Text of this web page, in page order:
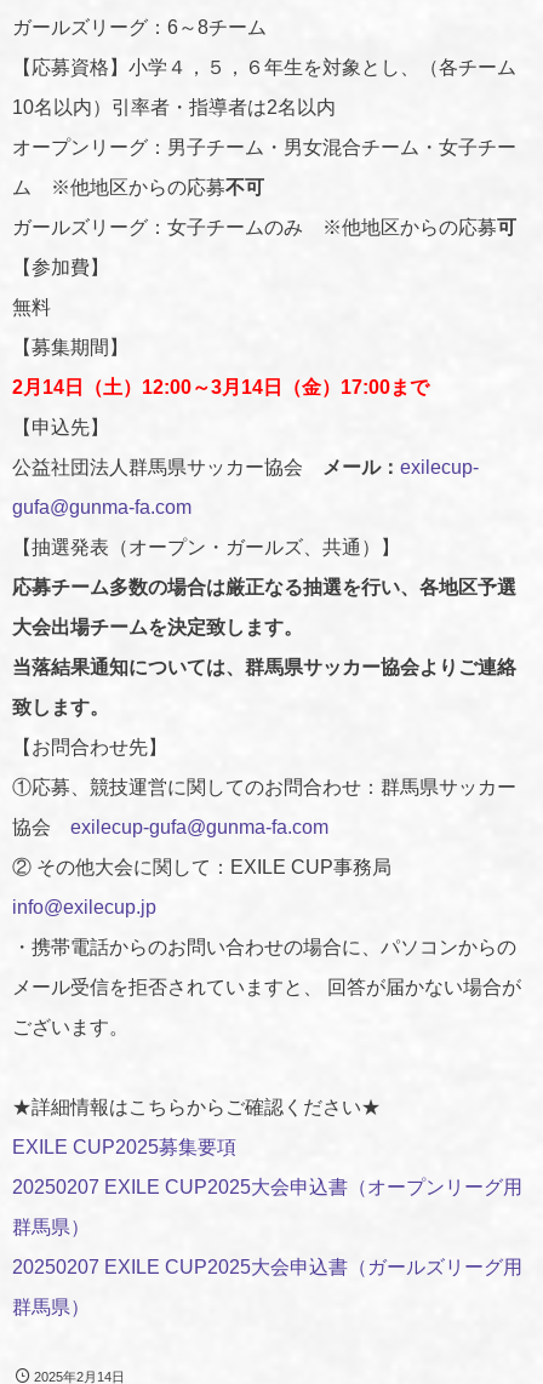
ガールズリーグ：6～8チーム
【応募資格】小学４，５，６年生を対象とし、（各チーム
10名以内）引率者・指導者は2名以内
オープンリーグ：男子チーム・男女混合チーム・女子チー
ム ※他地区からの応募不可
ガールズリーグ：女子チームのみ ※他地区からの応募可
【参加費】
無料
【募集期間】
2月14日（土）12:00～3月14日（金）17:00まで
【申込先】
公益社団法人群馬県サッカー協会
メール： exilecup-
gufa@gunma-fa.com
【抽選発表（オープン・ガールズ、共通）】
応募チーム多数の場合は厳正なる抽選を行い、各地区予選
大会出場チームを決定致します。
当落結果通知については、群馬県サッカー協会よりご連絡
致します。
【お問合わせ先】
①応募、競技運営に関してのお問合わせ：群馬県サッカー
協会 exilecup-gufa@gunma-fa.com
② その他大会に関して：EXILE CUP事務局
info@exilecup.jp
・携帯電話からのお問い合わせの場合に、パソコンからの
メール受信を拒否されていますと、 回答が届かない場合が
ございます。
★詳細情報はこちらからご確認ください★
EXILE CUP2025募集要項
20250207 EXILE CUP2025大会申込書（オープンリーグ用
群馬県）
20250207 EXILE CUP2025大会申込書（ガールズリーグ用
群馬県）
2025年2月14日